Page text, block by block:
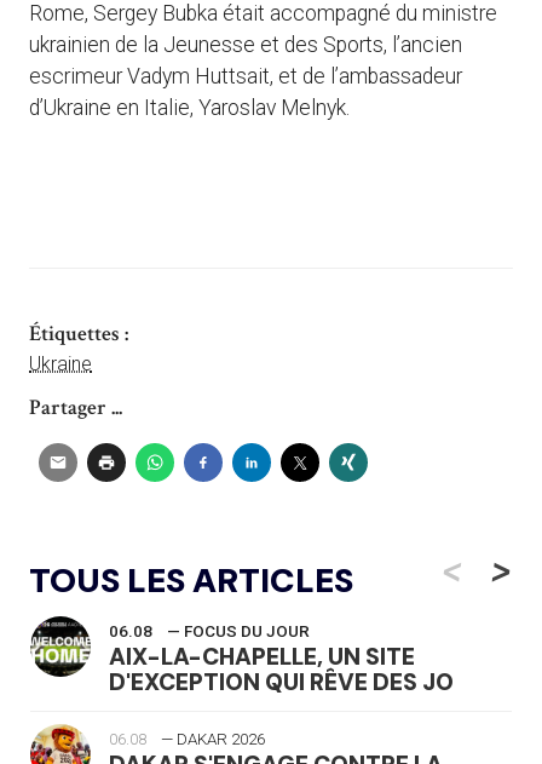
Rome, Sergey Bubka était accompagné du ministre
ukrainien de la Jeunesse et des Sports, l’ancien
escrimeur Vadym Huttsait, et de l’ambassadeur
d’Ukraine en Italie, Yaroslav Melnyk.
Étiquettes :
Ukraine
Partager ...
TOUS LES ARTICLES <
06.08 — FOCUS DU JOUR
AIX-LA-CHAPELLE, UN SITE
D'EXCEPTION QUI RÊVE DES JO
06.08 — DAKAR 2026
>